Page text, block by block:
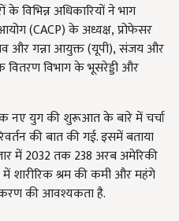
विभिन्न अधिकारियों ने भाग
(CACP)के अध्यक्ष,प्रोफेसर
और गन्ना आयुक्त (यूपी),संजय और
वितरण विभाग के भूसरेड्डी और
नए युग की शुरूआत के बारे में चर्चा
की बात की गई. इसमें बताया
में2032तक238अरब अमेरिकी
शारीरिक श्रम की कमी और महंगे
की आवश्यकता है.